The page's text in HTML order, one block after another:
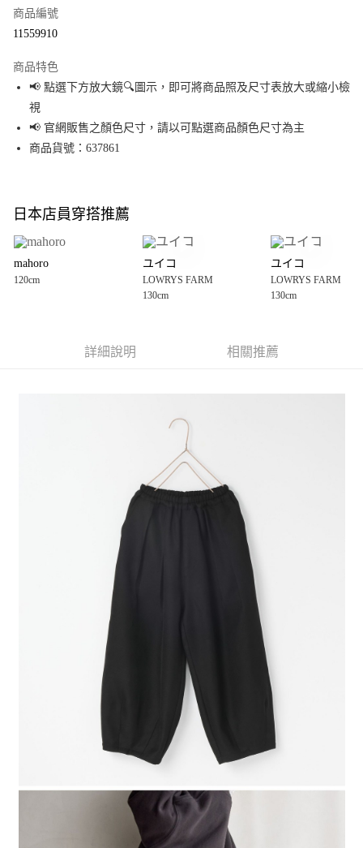
Apple Pay
街口支付
悠遊付
全盈+PAY
大哥付你分期
1.本服務由台灣大哥大提供，台灣大哥大用戶可立即使用無須另外申請。
2.付款方式選擇「大哥付你分期」，訂單成立後會自動跳轉到大哥付的交易
3.實際核准額度、可分期數及費用金額請依後續交易確認頁面所載為準。
4.訂單成立30分鐘內，如未前往確認交易或遇審核未通過，訂單將自動取
1.分期款項不併入電信帳單，「大哥付你分期」於每月結算日後寄送繳費提
2.透過簡訊連結打開帳單後，可選擇「超商條碼／台灣大直營門市／銀行轉
帳／街口支付／iPASS MONEY」等通路繳費。
1.本服務係由「台灣大哥大股份有限公司」（以下簡稱本公司）所提供，讓
用戶於交易時，得透過本服務購買商品或服務，並由商店將買賣／分期付款
買賣價金債權讓與本公司後，依約使用本公司帳單繳交帳款。
2.基於同意付款使用「大哥付你分期」之契約關係目的，商店將以您的個人
資料（包含姓名、電話或地址）提供予台灣大哥大進項蒐集、處理及利用，
由本公司與您本人進行分期帳單所需資料之確認、核對及更正。
3.完整用戶服務條款，請詳閱以下連結：
https://oppay.tw/userRule
AFTEE先享後付
１．於結帳方式選擇「AFTEE先享後付」後，將跳轉至「AFTEE先享後付」
結帳頁面，進行簡訊認證並確認金額後，即可完成結帳。
２．訂單成立數日內，您將收到繳費通知簡訊。
３．收到繳費通知簡訊後14天內，點擊此簡訊中的連結，可透過四大超商／
ATM／網路銀行／等多元方式進行付款，方視為交易完成。
※ 請注意：結帳手續完成當下不需立刻繳費，但若您需要取消訂單，請聯絡
購買商品的店家。未經商家同意取消之訂單仍視為有效，需透過AFTEE先享
※ 交易是否成功請以「AFTEE先享後付 」之結帳頁面顯示為準，若有關於
是否繳費成功／繳費後需取消欲退款等相關疑問，請聯繫「AFTEE先享後付
https://netprotections.freshdesk.com/support/home
１．透過由恩沛科技股份有限公司提供之「AFTEE先享後付」服務完成之交
易，需依本服務之必要範圍內提供個人資料，並將交易相關給付款項請求債
權轉讓予恩沛科技股份有限公司。
２．關於個人資料處理事宜，請瀏覽以下網址：
https://aftee.tw/terms/#terms3
３．未成年的使用者請事先徵得法定代理人或監護人之同意方可使用
「AFTEE先享後付」，若未經同意申辦者引起之損失，本公司不負相關責
４．使用「AFTEE先享後付」時，將依據個別帳號之用戶狀況，依本公司即
時審查核予不同之上限額度；若仍有額度不足之情形，本公司將視審查結果
恩沛科技股份有限公司將有權停止該用戶之使用額度並採取法律行動。
每筆NT$80，滿NT$1,500(含以上)免運費
每筆NT$80，滿NT$1,500(含以上)免運費
每筆NT$80，滿NT$1,500(含以上)免運費
每筆NT$80，滿NT$1,500(含以上)免運費
商品編號
11559910
商品特色
📢 點選下方放大鏡🔍圖示，即可將商品照及尺寸表放大或縮小檢
視
📢 官網販售之顏色尺寸，請以可點選商品顏色尺寸為主
商品貨號：637861
日本店員穿搭推薦
mahoro
120cm
ユイコ
LOWRYS FARM
130cm
ユイコ
LOWRYS FARM
130cm
詳細說明 相關推薦